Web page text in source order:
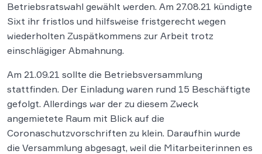
Betriebsratswahl gewählt werden. Am 27.08.21 kündigte
Sixt ihr fristlos und hilfsweise fristgerecht wegen
wiederholten Zuspätkommens zur Arbeit trotz
einschlägiger Abmahnung.
Am 21.09.21 sollte die Betriebsversammlung
stattfinden. Der Einladung waren rund 15 Beschäftigte
gefolgt. Allerdings war der zu diesem Zweck
angemietete Raum mit Blick auf die
Coronaschutzvorschriften zu klein. Daraufhin wurde
die Versammlung abgesagt, weil die Mitarbeiterinnen es